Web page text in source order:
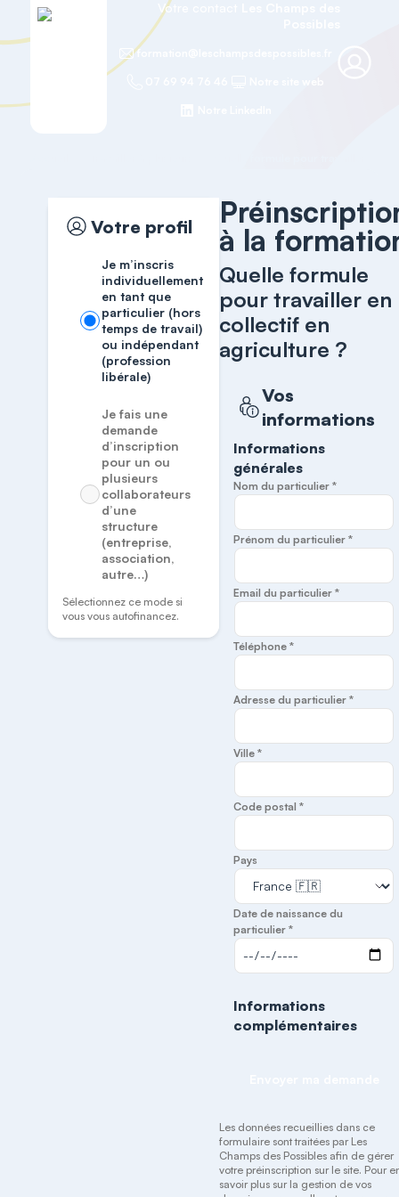
Votre contact
formation@leschampsdespossibles.fr
Votre profil
Je m’inscris
individuellement
en tant que
particulier (hors
temps de travail)
ou indépendant
(profession
libérale)
Je fais une
demande
d’inscription
pour un ou
plusieurs
collaborateurs
d’une
structure
(entreprise,
association,
autre…)
Sélectionnez ce mode si
vous vous autofinancez.
à la
Quelle formule
pour travailler en
collectif en
agriculture ?
Vos
informations
Informations
générales
Nom du particulier *
Prénom du particulier *
Email du particulier *
Téléphone *
Adresse du particulier *
Ville *
Code postal *
Pays
Date de naissance du
particulier *
Informations
complémentaires
Les données recueillies dans ce
formulaire sont traitées par Les
Champs des Possibles afin de gérer
votre préinscription sur le site. Pour
savoir plus sur la gestion de vos